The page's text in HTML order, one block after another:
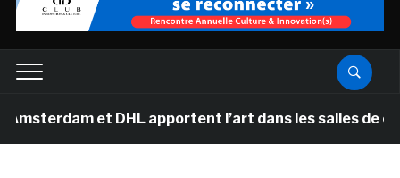
et DHL apportent l’art dans les salles de classe des